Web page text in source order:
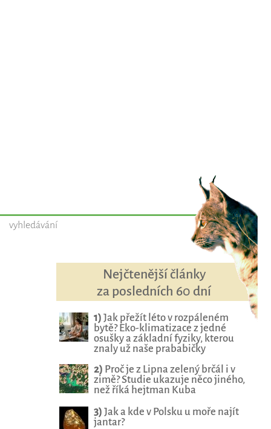
vyhledávání
Nejčtenější články
za posledních 60 dní
1) Jak přežít léto v rozpáleném
bytě? Eko-klimatizace z jedné
osušky a základní fyziky, kterou
znaly už naše prababičky
2) Proč je z Lipna zelený brčál i v
zimě? Studie ukazuje něco jiného,
než říká hejtman Kuba
3) Jak a kde v Polsku u moře najít
jantar?